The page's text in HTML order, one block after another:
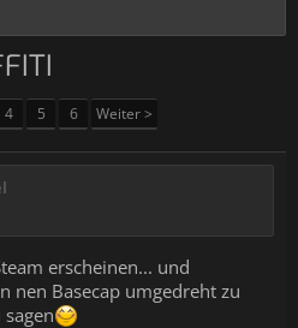
4 5 6 Weiter >
erscheinen... und
nen Basecap umgedreht zu